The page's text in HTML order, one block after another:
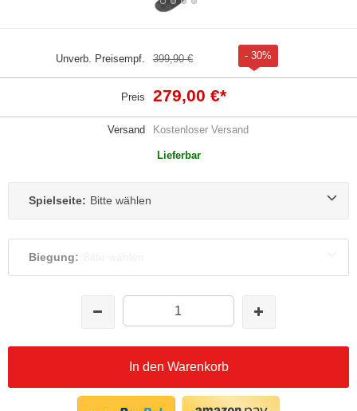
Unverb. Preisempf. 399,90 € - 30%
Preis 279,00 €*
Versand Kostenloser Versand
Lieferbar
Spielseite: Bitte wählen
Biegung:
In den Warenkorb